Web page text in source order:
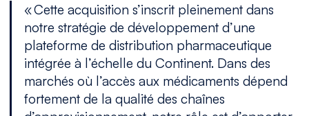
«Cette acquisition s’inscrit pleinement dans
notre stratégie de développement d’une
plateforme de distribution pharmaceutique
intégrée à l’échelle du Continent. Dansdes
marchés où l’accès aux médicaments dépend
fortement de la qualité des chaînes